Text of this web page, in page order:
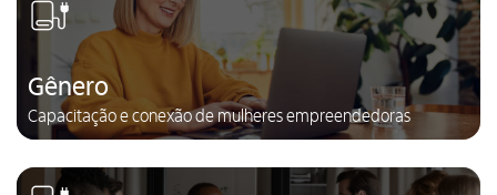
Gênero
Capacitação e conexão de mulheres empreendedoras